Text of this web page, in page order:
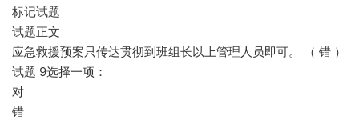
标记试题
试题正文
应急救援预案只传达贯彻到班组长以上管理人员即可。 （ 错 ）
试题 9选择一项：
对
错